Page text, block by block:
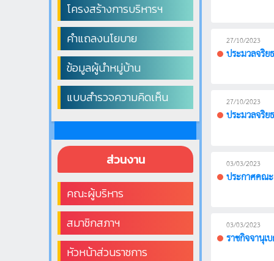
โครงสร้างการบริหารฯ
คำแถลงนโยบาย
ข้อมูลผู้นำหมู่บ้าน
แบบสำรวจความคิดเห็น
ส่วนงาน
คณะผู้บริหาร
สมาชิกสภาฯ
หัวหน้าส่วนราชการ
ประมวลจริย
27/10/2023
ประมวลจริย
27/10/2023
ประกาศคณะ
03/03/2023
ราชกิจจานุเ
03/03/2023